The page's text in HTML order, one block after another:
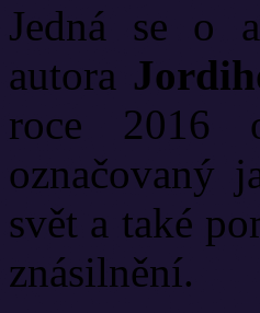
Jedná se o
autora
roce 2016
označovaný
svět a také
znásilnění.